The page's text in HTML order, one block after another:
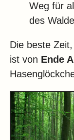
Weg für
des
Die beste
ist von Ende